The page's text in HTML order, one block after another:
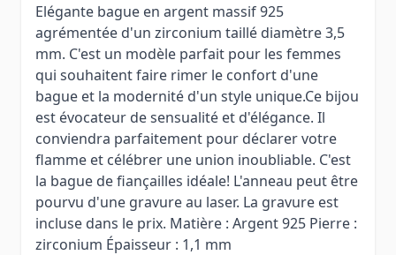
Elégante bague en argent massif 925
agrémentée d'un zirconium taillé diamètre 3,5
mm. C'est un modèle parfait pour les femmes
qui souhaitent faire rimer le confort d'une
bague et la modernité d'un style unique.Ce bijou
est évocateur de sensualité et d'élégance. Il
conviendra parfaitement pour déclarer votre
flamme et célébrer une union inoubliable. C'est
la bague de fiançailles idéale! L'anneau peut être
pourvu d'une gravure au laser. La gravure est
incluse dans le prix. Matière : Argent 925 Pierre :
zirconium Épaisseur : 1,1 mm